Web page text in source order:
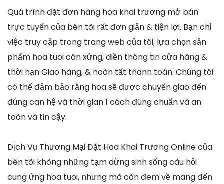
Quá trình đặt đơn hàng hoa khai trương mở bán
trực tuyến của bên tôi rất đơn giản & tiện lợi. Bạn chỉ
việc truy cập trong trang web của tôi, lựa chọn sản
phẩm hoa tuoi cân xứng, điền thông tin cửa hàng &
thời hạn Giao hàng, & hoàn tất thanh toán. Chúng tôi
có thể đảm bảo rằng hoa sẽ được chuyển giao đến
đúng can hệ và thời gian 1 cách đúng chuẩn và an
toàn và tin cậy.
Dịch Vụ Thương Mại Đặt Hoa Khai Trương Online của
bên tôi không những tạm dừng sinh sống câu hỏi
cung ứng hoa tuoi, nhưng mà còn đem về mang đến